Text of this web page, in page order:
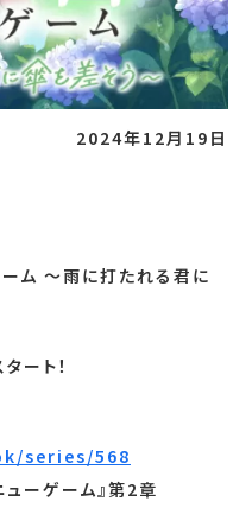
2024年12月19日
ーム ～雨に打たれる君に
ート！
series/568
ューゲーム』第2章